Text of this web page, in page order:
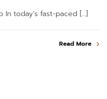
today’s fast-paced […]
Read More